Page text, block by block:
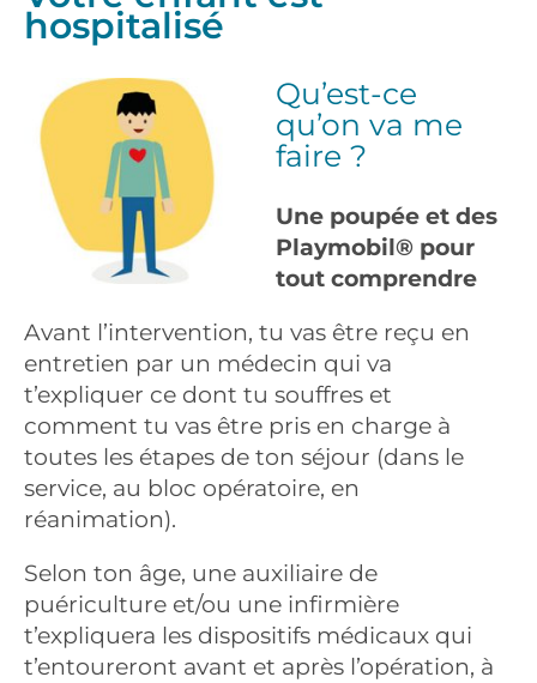
hospitalisé
Qu’est-ce
qu’on va me
faire ?
Une poupée et des
Playmobil® pour
tout comprendre
Avant l’intervention, tu vas être reçu en
entretien par un médecin qui va
t’expliquer ce dont tu souffres et
comment tu vas être pris en charge à
toutes les étapes de ton séjour (dans le
service, au bloc opératoire, en
réanimation).
Selon ton âge, une auxiliaire de
puériculture et/ou une infirmière
t’expliquera les dispositifs médicaux qui
t’entoureront avant et après l’opération, à